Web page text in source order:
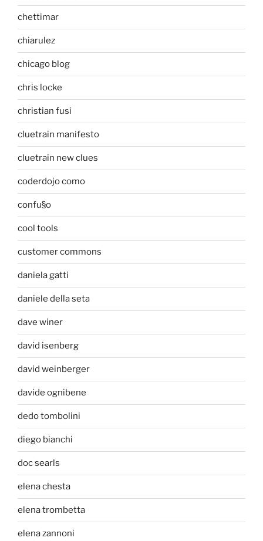
chettimar
chiarulez
chicago blog
chris locke
christian fusi
cluetrain manifesto
cluetrain new clues
coderdojo como
confu§o
cool tools
customer commons
daniela gatti
daniele della seta
dave winer
david isenberg
david weinberger
davide ognibene
dedo tombolini
diego bianchi
doc searls
elena chesta
elena trombetta
elena zannoni